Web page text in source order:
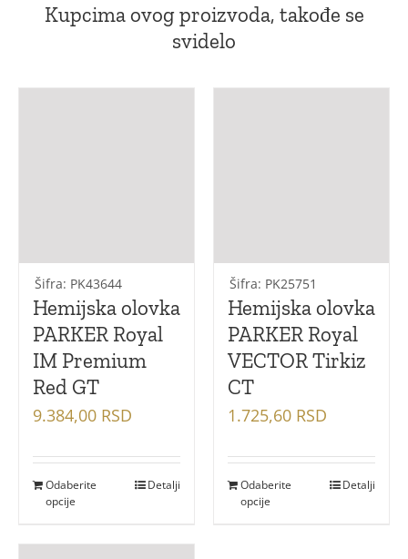
Kupcima ovog proizvoda, takođe se
svidelo
Šifra: PK43644
Hemijska olovka
PARKER Royal
IM Premium
Red GT
9.384,00 RSD
Odaberite
opcije
Detalji
Šifra: PK25751
Hemijska olovka
PARKER Royal
VECTOR Tirkiz
CT
1.725,60 RSD
Odaberite
opcije
Detalji